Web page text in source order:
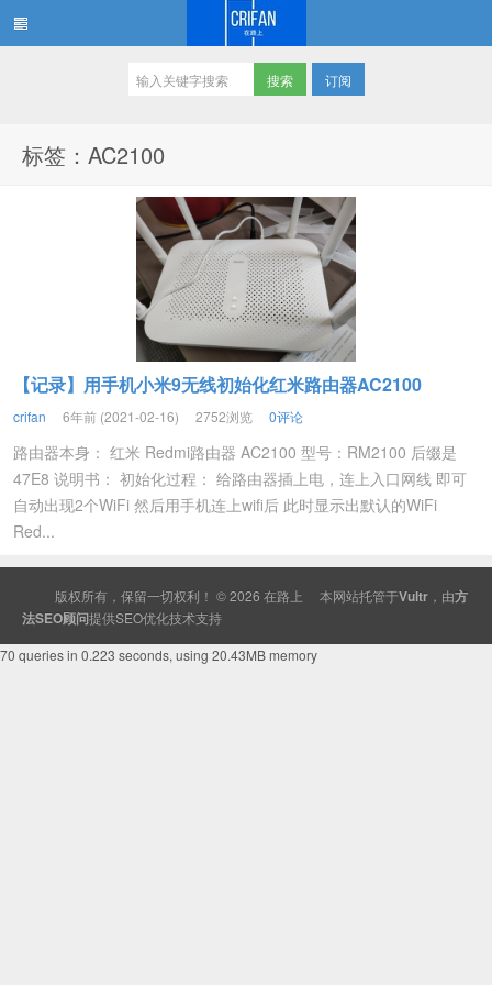
订阅
标签：AC2100
【记录】用手机小米9无线初始化红米路由器AC2100
crifan 6年前 (2021-02-16) 2752浏览 0评论
路由器本身： 红米 Redmi路由器 AC2100 型号：RM2100 后缀是
47E8 说明书： 初始化过程： 给路由器插上电，连上入口网线 即可
自动出现2个WiFi 然后用手机连上wifi后 此时显示出默认的WiFi
Red...
版权所有，保留一切权利！ © 2026 在路上 本网站托管于Vultr ，由方
法SEO顾问提供SEO优化技术支持
70 queries in 0.223 seconds, using 20.43MB memory